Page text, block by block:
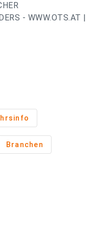
- WWW.OTS.AT |
Branchen